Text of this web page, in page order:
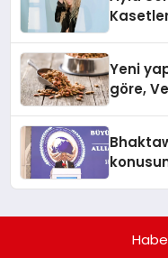
Kasetler
Yeni
göre,